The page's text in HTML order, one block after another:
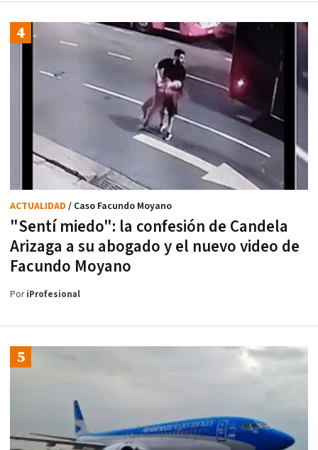
"Sentí miedo": la confesión de Candela
Arizaga a su abogado y el nuevo video de
Facundo Moyano
ACTUALIDAD / Caso Facundo Moyano
PoriProfesional